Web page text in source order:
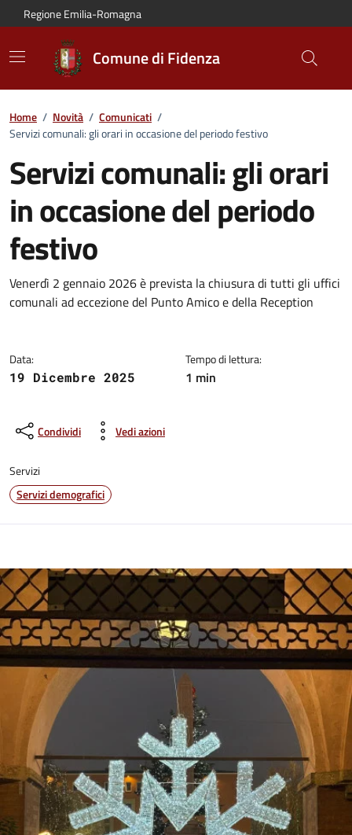
Vai al contenuto principale
Vai alla navigazione del sito
Vai al piede di pagina
Regione Emilia-Romagna
Comune di Fidenza
Home / Novità / Comunicati /
Servizi comunali: gli orari in occasione del periodo festivo
Servizi comunali: gli orari
in occasione del periodo
festivo
Dettagli del comunicato:
Venerdì 2 gennaio 2026 è prevista la chiusura di tutti gli uffici
comunali ad eccezione del Punto Amico e della Reception
Data:
19 Dicembre 2025
Tempo di lettura:
1 min
Condividi Vedi azioni
Servizi
Servizi demografici